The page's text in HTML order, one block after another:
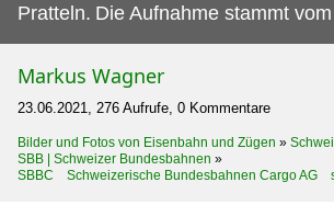
Pratteln. Die Aufnahme stammt
Markus Wagner
23.06.2021, 276 Aufrufe, 0 Kommentare
Bilder und Fotos von Eisenbahn und Zügen »
SBB | Schweizer Bundesbahnen »
SBBC Schweizerische Bundesbahnen Cargo AG